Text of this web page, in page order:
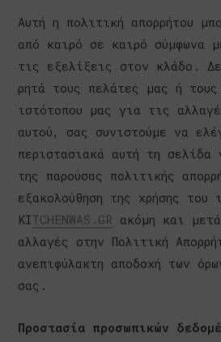
Αυτή η πολιτική απορρήτου
από καιρό σε καιρό σύμφωνα
τις εξελίξεις στον κλάδο.
ρητά τους πελάτες μας ή
ιστότοπου μας για τις
αυτού, σας συνιστούμε να
περιστασιακά αυτή τη σελίδα
της παρούσας πολιτικής
εξακολούθηση της χρήσης του
ΚΙTCHENWAS.GR ακόμη και
αλλαγές στην Πολιτική
ανεπιφύλακτη αποδοχή των
σας.
Προστασία προσωπικών